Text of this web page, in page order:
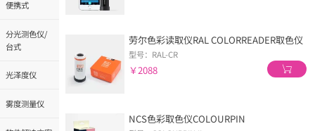
便携式
分光测色仪/
台式
光泽度仪
雾度测量仪
劳尔色彩读取仪RAL COLORREADER取色仪
型号：RAL-CR
￥2088
NCS色彩取色仪COLOURPIN